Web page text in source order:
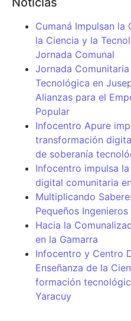
Cumaná Impulsan la
la Ciencia y la
Jornada Comunal
Jornada
Tecnológica en
Alianzas para el
Popular
Infocentro Apure
transformación
de soberanía
Infocentro impulsa
digital comunitaria
Multiplicando
Pequeños Ingenieros
Hacia la
en la Gamarra
Infocentro y Centro
Enseñanza de la
formación
Yaracuy